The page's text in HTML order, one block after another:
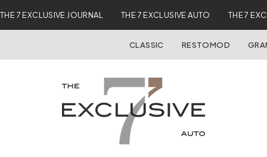
THE 7 EXCLUSIVE JOURNAL THE 7 EXCLUSIVE AUTO THE 7
CLASSIC RESTOMOD